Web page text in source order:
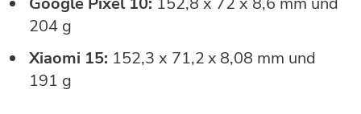
204 g
Xiaomi 15: 152,3 x 71,2 x 8,08 mm und
191 g